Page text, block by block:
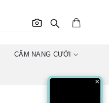
CẨM NANG CƯỚI
×